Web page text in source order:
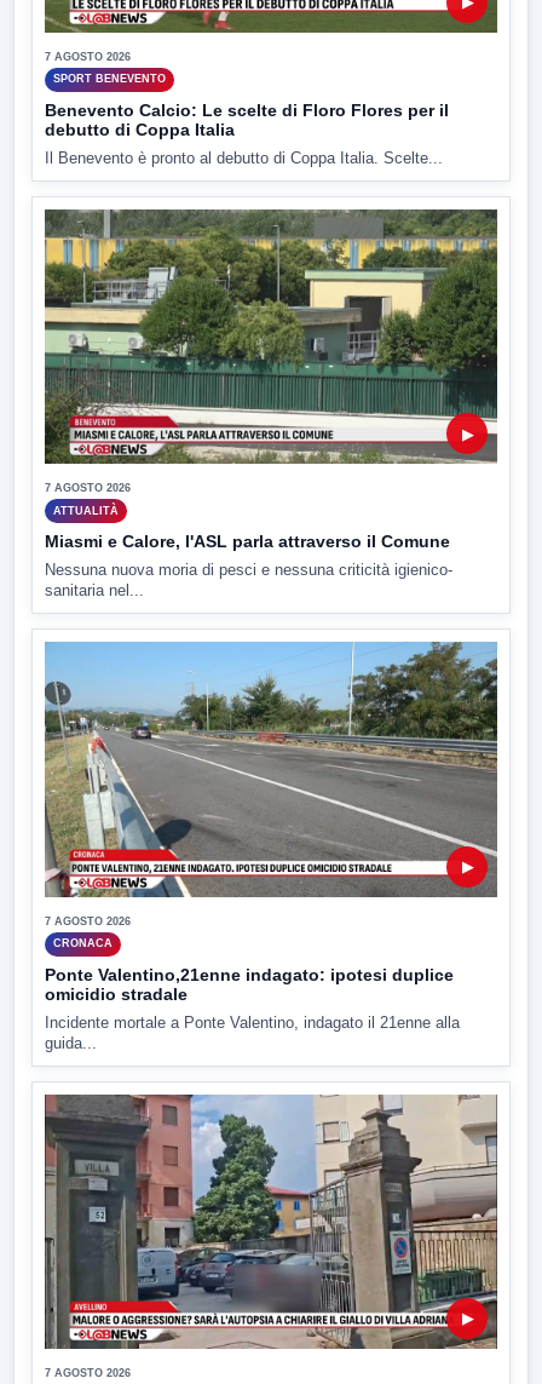
7 AGOSTO 2026
SPORT BENEVENTO
Benevento Calcio: Le scelte di Floro Flores per il
debutto di Coppa Italia
Il Benevento è pronto al debutto di Coppa Italia. Scelte...
▶
7 AGOSTO 2026
ATTUALITÀ
Miasmi e Calore, l'ASL parla attraverso il Comune
Nessuna nuova moria di pesci e nessuna criticità igienico-
sanitaria nel...
▶
7 AGOSTO 2026
CRONACA
Ponte Valentino,21enne indagato: ipotesi duplice
omicidio stradale
Incidente mortale a Ponte Valentino, indagato il 21enne alla
guida...
▶
7 AGOSTO 2026